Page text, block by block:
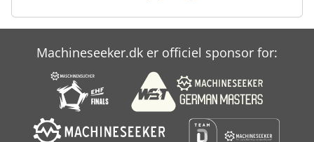
Machineseeker.dk er officiel sponsor for: